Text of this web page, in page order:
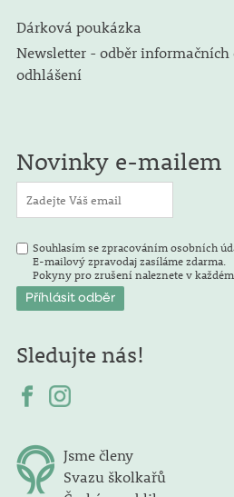
Dárková poukázka
Newsletter - odběr
odhlášení
Novinky e-mailem
Souhlasím se zpracováním osobních
E-mailový zpravodaj zasíláme zdarma.
Pokyny pro zrušení naleznete v
Sledujte nás!
Jsme členy
Svazu školkařů